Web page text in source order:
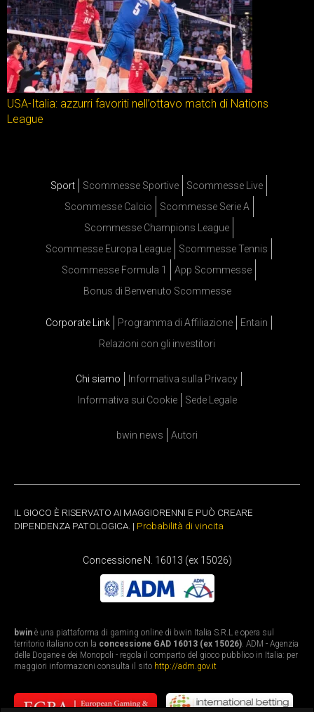
USA-Italia: azzurri favoriti nell’ottavo match di Nations
League
Sport Scommesse Sportive
Scommesse Live
Scommesse Calcio
Scommesse Serie A
Scommesse Champions League
Scommesse Europa League
Scommesse Tennis
Scommesse Formula 1
App Scommesse
Bonus di Benvenuto Scommesse
Corporate Link Programma di Affiliazione
Entain
Relazioni con gli investitori
Chi siamo
Informativa sulla Privacy
Informativa sui Cookie
Sede Legale
bwin news Autori
IL GIOCO È RISERVATO AI MAGGIORENNI E PUÒ CREARE
DIPENDENZA PATOLOGICA. | Probabilità di vincita
Concessione N. 16013 (ex 15026)
bwin è una piattaforma di gaming online di bwin Italia S.R.L e opera sul
territorio italiano con la concessione GAD 16013 (ex 15026). ADM - Agenzia
delle Dogane e dei Monopoli - regola il comparto del gioco pubblico in Italia: per
maggiori informazioni consulta il sito http://adm.gov.it